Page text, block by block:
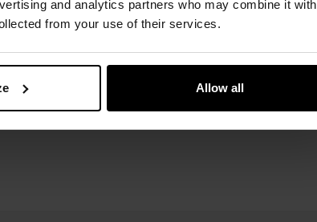
and analytics partners who may combine it with
from your use of their services.
Allow all